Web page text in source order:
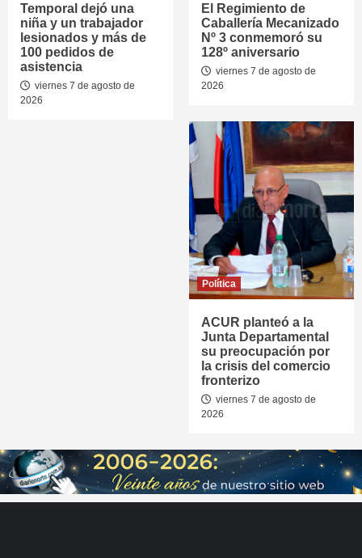
Temporal dejó una
niña y un trabajador
lesionados y más de
100 pedidos de
asistencia
viernes 7 de agosto de
2026
El Regimiento de
Caballería Mecanizado
Nº 3 conmemoró su
128º aniversario
viernes 7 de agosto de
2026
Política
ACUR planteó a la
Junta Departamental
su preocupación por
la crisis del comercio
fronterizo
viernes 7 de agosto de
2026